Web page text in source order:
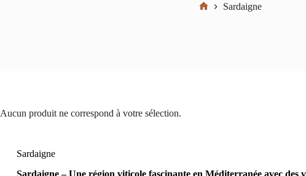
Sardaigne
Aucun produit ne correspond à votre sélection.
Sardaigne
Sardaigne – Une région viticole fascinante en Méditerranée avec des